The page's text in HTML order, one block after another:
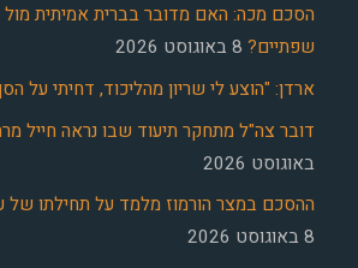
הסכם מכה: האם מדובר בברית אמיתית מול
שפתיים? 8 באוגוסט 2026
ארדן: "הוצע לי שריון מהליכוד, דחיתי על
דובר צה"ל מתחקר תיעוד שבו נראה חייל
באוגוסט 2026
ההסכם במצר הורמוז מלמד על תחילתו של
8 באוגוסט 2026